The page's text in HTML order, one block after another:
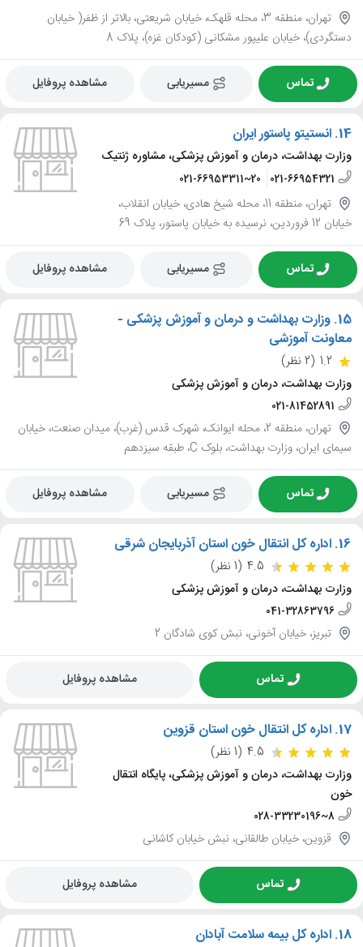
تهران، منطقه 3، محله قلهک، خیابان شریعتی، بالاتر از ظفر( خیابان
دستگردی)، خیابان علیپور مشکانی (کودکان غزه)، پلاک 8
تماس مسیریابی مشاهده پروفایل
14. انستیتو پاستور ایران
وزارت بهداشت، درمان و آموزش پزشکی، مشاوره ژنتیک
021-66954321
021-66953311~20
تهران، منطقه 11، محله شیخ هادی، خیابان انقلاب،
خیابان 12 فروردین، نرسیده به خیابان پاستور، پلاک 69
تماس مسیریابی مشاهده پروفایل
15. وزارت بهداشت و درمان و آموزش پزشکی -
معاونت آموزشی
1.2 (2 نظر)
وزارت بهداشت، درمان و آموزش پزشکی
021-81452891
تهران، منطقه 2، محله ایوانک، شهرک قدس (غرب)، میدان صنعت، خیابان
سیمای ایران، وزارت بهداشت، بلوک C، طبقه سیزدهم
تماس مسیریابی مشاهده پروفایل
16. اداره کل انتقال خون استان آذربایجان شرقی
4.5 (1 نظر)
وزارت بهداشت، درمان و آموزش پزشکی
041-32863796
تبریز، خیابان آخونی، نبش کوی شادگان 2
تماس مشاهده پروفایل
17. اداره کل انتقال خون استان قزوین
4.5 (1 نظر)
وزارت بهداشت، درمان و آموزش پزشکی، پایگاه انتقال
خون
028-33230196~8
قزوین، خیابان طالقانی، نبش خیابان کاشانی
تماس مشاهده پروفایل
18. اداره کل بیمه سلامت آبادان